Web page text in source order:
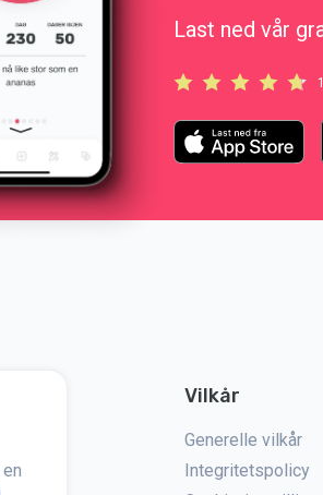
Last ned vår
Vilkår
Generelle vilkår
Integritetspolicy